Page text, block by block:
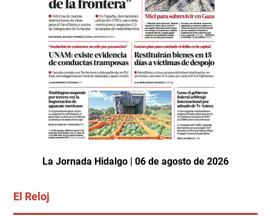
La Jornada Hidalgo | 06 de agosto de 2026
El Reloj